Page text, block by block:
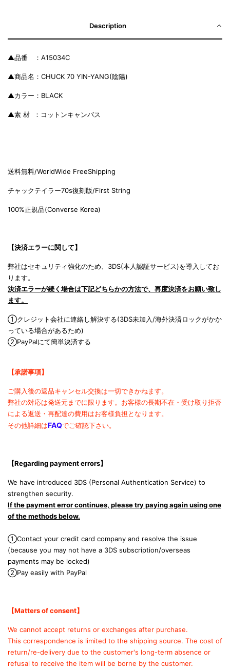
Description
▲品番 ：A15034C
▲商品名：CHUCK 70 YIN-YANG(陰陽)
▲カラー：BLACK
▲素 材 ：コットンキャンバス
送料無料/WorldWide FreeShipping
チャックテイラー70s復刻版/First String
100%正規品(Converse Korea)
【決済エラーに関して】
弊社はセキュリティ強化のため、3DS(本人認証サービス)を導入してお
ります。
決済エラーが続く場合は下記どちらかの方法で、再度決済をお願い致し
ます。
①クレジット会社に連絡し解決する(3DS未加入/海外決済ロックがかか
っている場合があるため)
②PayPalにて簡単決済する
【承諾事項】
ご購入後の返品キャンセル交換は一切できかねます。
弊社の対応は発送元までに限ります。 お客様の長期不在・受け取り拒否
による返送・再配達の費用はお客様負担となります。
その他詳細はFAQでご確認下さい。
【Regarding payment errors】
We have introduced 3DS (Personal Authentication Service) to
strengthen security.
If the payment error continues, please try paying again using one
of the methods below.
①Contact your credit card company and resolve the issue
(because you may not have a 3DS subscription/overseas
payments may be locked)
②Pay easily with PayPal
【Matters of consent】
We cannot accept returns or exchanges after purchase.
This correspondence is limited to the shipping source. The cost of
return/re-delivery due to the customer's long-term absence or
refusal to receive the item will be borne by the customer.